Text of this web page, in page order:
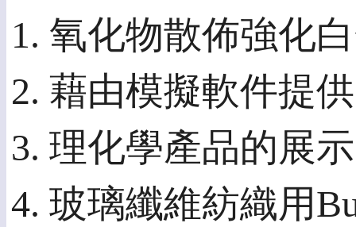
1. 氧化物散佈強化
2. 藉由模擬軟件提
3. 理化學產品的展示
4. 玻璃纖維紡織用